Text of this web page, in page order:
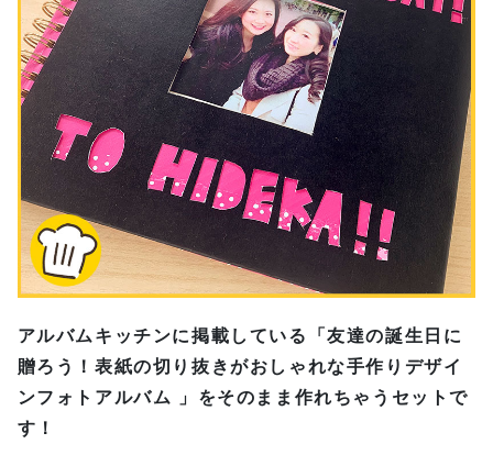
アルバムキッチンに掲載している「友達の誕生日に
贈ろう！表紙の切り抜きがおしゃれな手作りデザイ
ンフォトアルバム 」をそのまま作れちゃうセットで
す！